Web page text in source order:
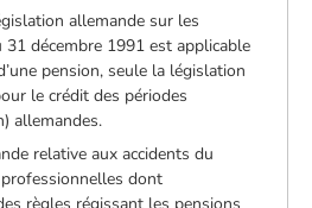
allemande sur les
décembre 1991 est applicable
pension, seule la législation
le crédit des périodes
allemandes.
relative aux accidents du
dont
règles régissant les pensions